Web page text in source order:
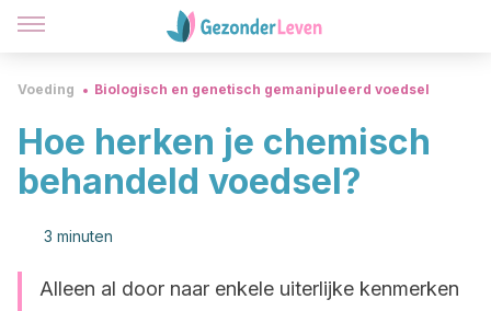
Voeding Biologisch en genetisch gemanipuleerd voedsel
Hoe herken je chemisch
behandeld voedsel?
3 minuten
Alleen al door naar enkele uiterlijke kenmerken